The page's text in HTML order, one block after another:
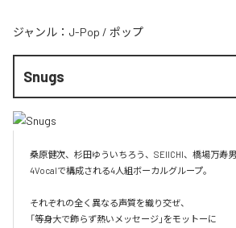
ジャンル： J-Pop / ポップ
Snugs
桑原健次、杉田ゆういちろう、SEIICHI、橋場万寿
4Vocalで構成される4人組ボーカルグループ。
それぞれの全く異なる声質を織り交ぜ、
「等身大で飾らず熱いメッセージ」をモットーに